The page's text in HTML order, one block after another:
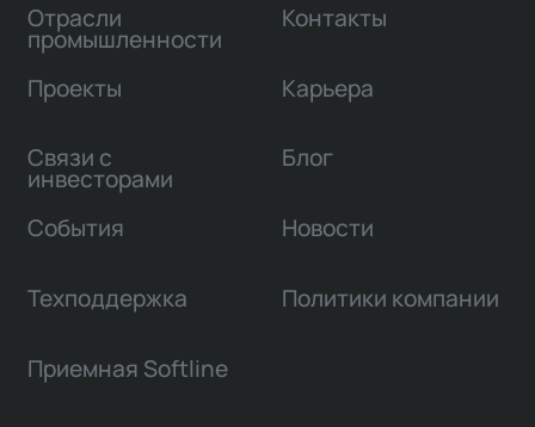
Отрасли
промышленности
Проекты
Связи с
инвесторами
Контакты
Карьера
Блог
События Новости
Техподдержка Политики компании
Приемная Softline